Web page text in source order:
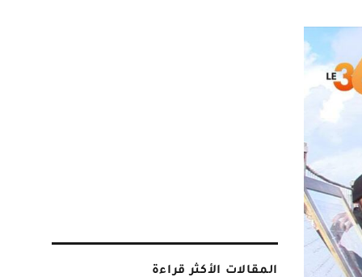
المقالات الأكثر قراءة